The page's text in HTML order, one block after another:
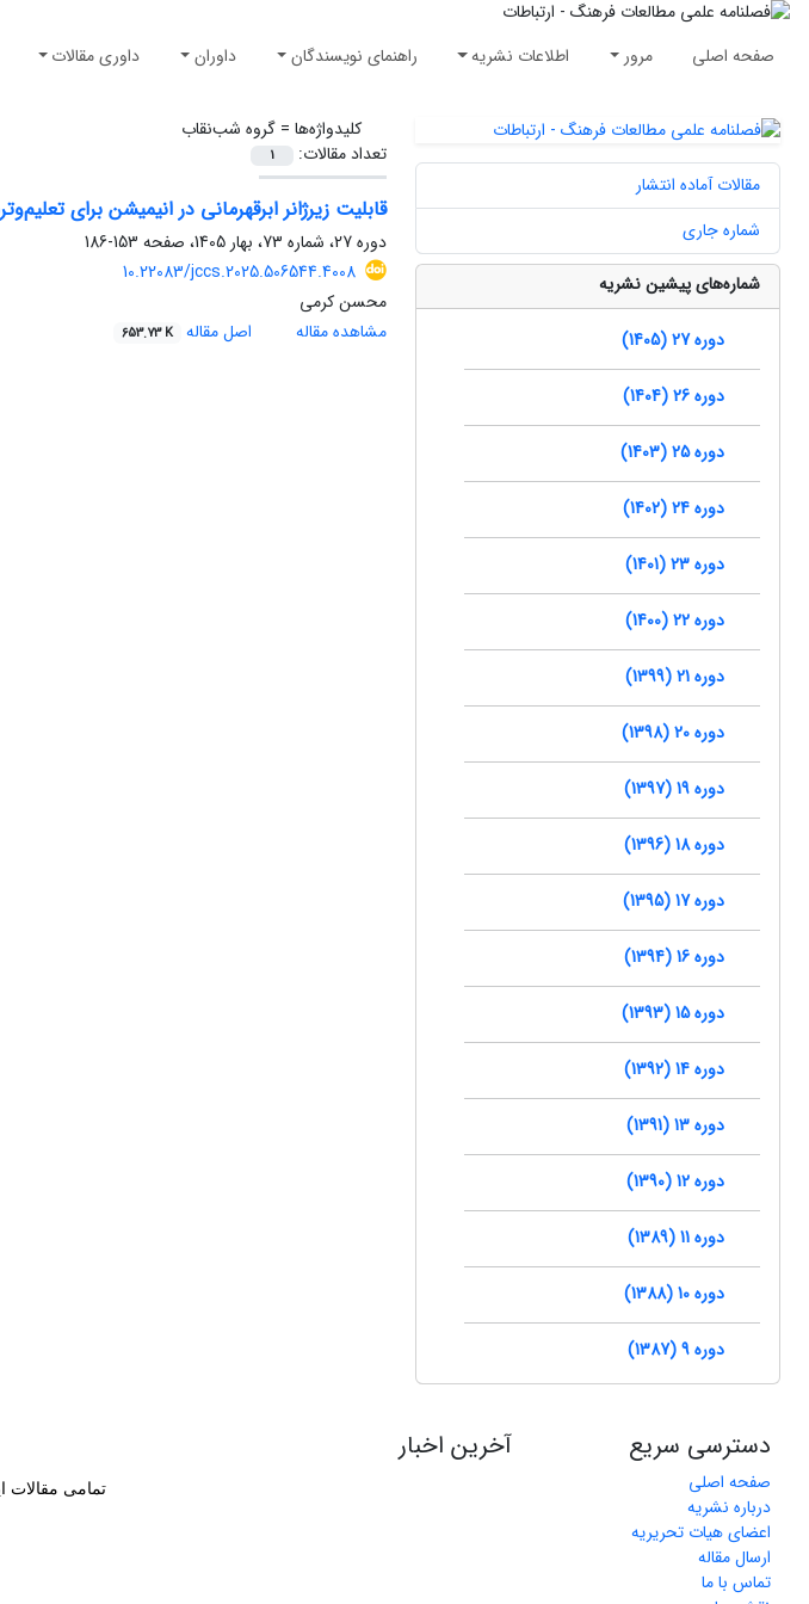
صفحه اصلی مرور اطلاعات نشریه راهنمای نویسندگان داوران داوری مقالات
کلیدواژه‌ها =گروه شب‌نقاب
تعداد مقالات:
1
قابلیت زیرژانر ابرقهرمانی در انیمیشن برای
دوره 27، شماره 73، بهار 1405، صفحه
153-186
10.22083/jccs.2025.506544.4008
محسن کرمی
مشاهده مقاله
اصل مقاله 653.73 K
مقالات آماده انتشار
شماره جاری
شماره‌های پیشین نشریه
دوره 27 (1405)
دوره 26 (1404)
دوره 25 (1403)
دوره 24 (1402)
دوره 23 (1401)
دوره 22 (1400)
دوره 21 (1399)
دوره 20 (1398)
دوره 19 (1397)
دوره 18 (1396)
دوره 17 (1395)
دوره 16 (1394)
دوره 15 (1393)
دوره 14 (1392)
دوره 13 (1391)
دوره 12 (1390)
دوره 11 (1389)
دوره 10 (1388)
دوره 9 (1387)
دسترسی سریع
صفحه اصلی
درباره نشریه
اعضای هیات تحریریه
ارسال مقاله
تماس با ما
آخرین اخبار